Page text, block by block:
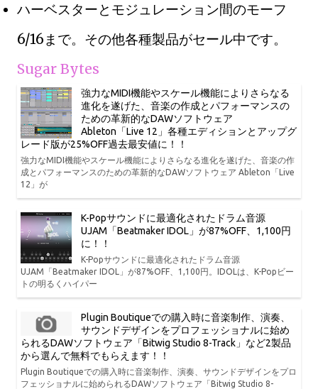
ハーベスターとモジュレーション間のモーフ
6/16まで。その他各種製品がセール中です。
Sugar Bytes
強力なMIDI機能やスケール機能によりさらなる
進化を遂げた、音楽の作成とパフォーマンスの
ための革新的なDAWソフトウェア
Ableton「Live 12」各種エディションとアップグ
レード版が25%OFF過去最安値に！！
強力なMIDI機能やスケール機能によりさらなる進化を遂げた、音楽の作
成とパフォーマンスのための革新的なDAWソフトウェア Ableton「Live
12」が
K-Popサウンドに最適化されたドラム音源
UJAM「Beatmaker IDOL」が87%OFF、1,100円
に！！
K-Popサウンドに最適化されたドラム音源
UJAM「Beatmaker IDOL」が87%OFF、1,100円。IDOLは、K-Popビー
トの明るくハイパー
Plugin Boutiqueでの購入時に音楽制作、演奏、
サウンドデザインをプロフェッショナルに始め
られるDAWソフトウェア「Bitwig Studio 8-Track」など2製品
から選んで無料でもらえます！！
Plugin Boutiqueでの購入時に音楽制作、演奏、サウンドデザインをプロ
フェッショナルに始められるDAWソフトウェア「Bitwig Studio 8-